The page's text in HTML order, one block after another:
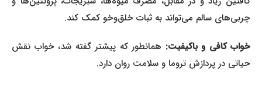
چربی‌های سالم می‌تواند به ثبات خلق‌وخو کمک کند.
خواب کافی و باکیفیت:همانطور که پیشتر گفته شد، خواب نقش
حیاتی در پردازش تروما و سلامت روان دارد.